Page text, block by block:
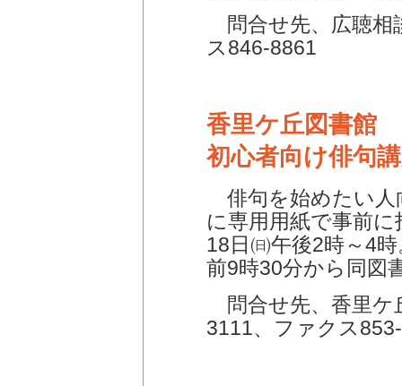
問合せ先、広聴
ス846-8861
香里ケ丘図書館
初心者向け俳句
俳句を始めたい人
に専用用紙で事前
18日㈰午後2時～4
前9時30分から同図
問合せ先、香里
3111、ファクス